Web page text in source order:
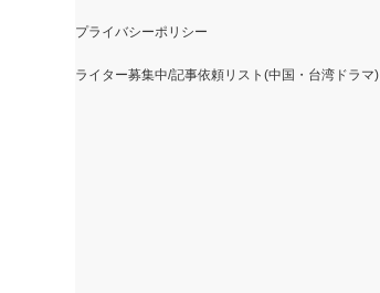
プライバシーポリシー
ライター募集中/記事依頼リスト(中国・台湾ドラマ)